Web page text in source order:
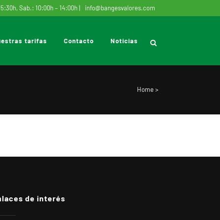
Sab.: 10:00h – 14:00h | info@bangesvalores.com
tarifas Contacto Noticias
Home>
de interés